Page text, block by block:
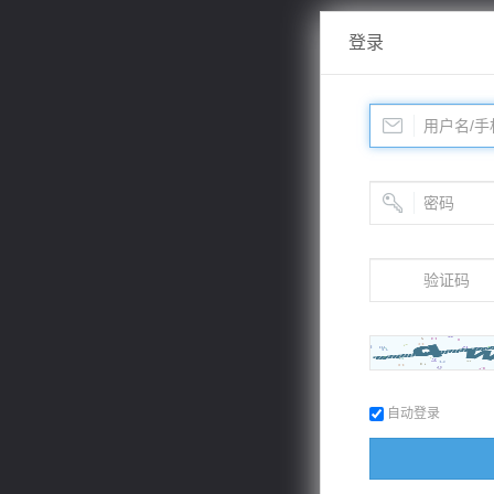
登录
自动登录